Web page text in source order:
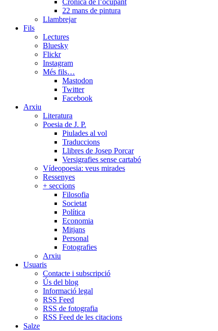
Crònica de l’ocupant
22 mans de pintura
Llambrejar
Fils
Lectures
Bluesky
Flickr
Instagram
Més fils…
Mastodon
Twitter
Facebook
Arxiu
Literatura
Poesia de J. P.
Piulades al vol
Traduccions
Llibres de Josep Porcar
Versigrafies sense cartabó
Vídeopoesia: veus mirades
Ressenyes
+ seccions
Filosofia
Societat
Política
Economia
Mitjans
Personal
Fotografies
Arxiu
Usuaris
Contacte i subscripció
Ús del blog
Informació legal
RSS Feed
RSS de fotografia
RSS Feed de les citacions
Salze